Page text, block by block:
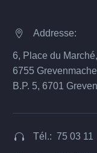

 Addresse:
6, Place du Marché,
6755
B.P. 5, 6701

 Tél.: 75 03 11